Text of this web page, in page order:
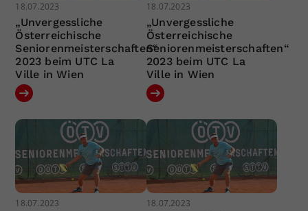
18.07.2023
„Unvergessliche
Österreichische
Seniorenmeisterschaften“
2023 beim UTC La
Ville in Wien
18.07.2023
„Unvergessliche
Österreichische
Seniorenmeisterschaften“
2023 beim UTC La
Ville in Wien
18.07.2023 18.07.2023